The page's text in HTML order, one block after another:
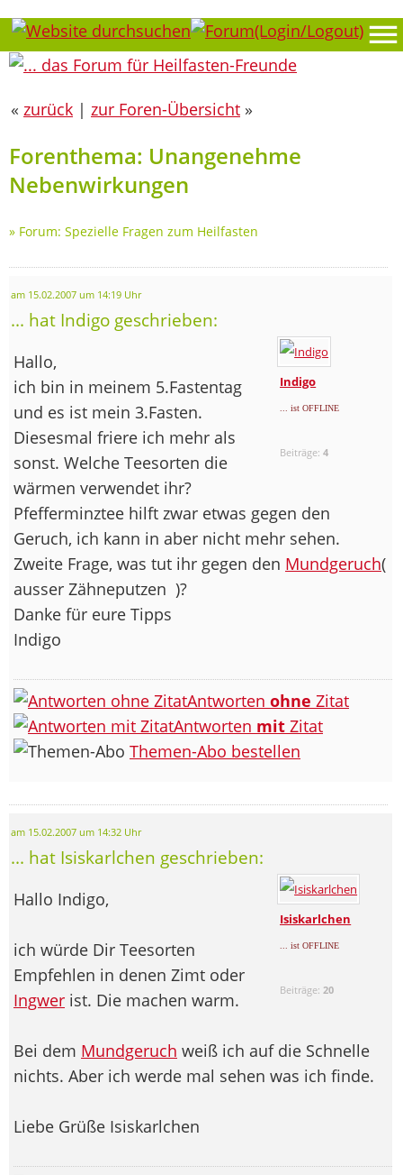
« zurück | zur Foren-Übersicht »
Forenthema: Unangenehme
Nebenwirkungen
» Forum: Spezielle Fragen zum Heilfasten
am 15.02.2007 um 14:19 Uhr
... hat Indigo geschrieben:
Indigo
... ist OFFLINE
Beiträge:4
Hallo,
ich bin in meinem 5.Fastentag
und es ist mein 3.Fasten.
Diesesmal friere ich mehr als
sonst. Welche Teesorten die
wärmen verwendet ihr?
Pfefferminztee hilft zwar etwas gegen den
Geruch, ich kann in aber nicht mehr sehen.
Zweite Frage, was tut ihr gegen den Mundgeruch(
ausser Zähneputzen )?
Danke für eure Tipps
Indigo
Antworten ohne Zitat
Antworten mit Zitat
Themen-Abo bestellen
am 15.02.2007 um 14:32 Uhr
... hat Isiskarlchen geschrieben:
Isiskarlchen
... ist OFFLINE
Beiträge: 20
Hallo Indigo,
ich würde Dir Teesorten
Empfehlen in denen Zimt oder
Ingwer ist. Die machen warm.
Bei dem Mundgeruch weiß ich auf die Schnelle
nichts. Aber ich werde mal sehen was ich finde.
Liebe Grüße Isiskarlchen